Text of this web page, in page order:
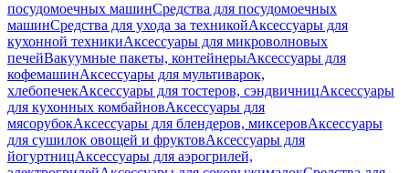
посудомоечных машинСредства для посудомоечных
машинСредства для ухода за техникойАксессуары для
кухонной техникиАксессуары для микроволновых
печейВакуумные пакеты, контейнерыАксессуары для
кофемашинАксессуары для мультиварок,
хлебопечекАксессуары для тостеров, сэндвичницАксессуары
для кухонных комбайновАксессуары для
мясорубокАксессуары для блендеров, миксеровАксессуары
для сушилок овощей и фруктовАксессуары для
йогуртницАксессуары для аэрогрилей,